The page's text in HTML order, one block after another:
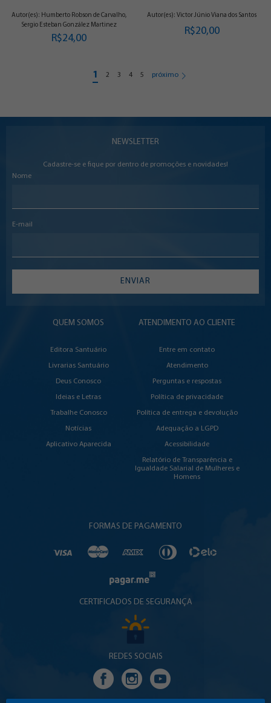
Autor(es): Humberto Robson de Carvalho,
Sergio Esteban González Martinez
R$24,00
Autor(es): Victor Júnio Viana dos Santos
R$20,00
1 2 3 4 5 próximo
NEWSLETTER
Cadastre-se e fique por dentro de promoções e novidades!
Nome
E-mail
ENVIAR
QUEM SOMOS
Editora Santuário
Livrarias Santuário
Deus Conosco
Ideias e Letras
Trabalhe Conosco
Notícias
Aplicativo Aparecida
ATENDIMENTO AO CLIENTE
Entre em contato
Atendimento
Perguntas e respostas
Política de privacidade
Política de entrega e devolução
Adequação a LGPD
Acessibilidade
Relatório de Transparência e
Igualdade Salarial de Mulheres e
Homens
FORMAS DE PAGAMENTO
CERTIFICADOS DE SEGURANÇA
REDES SOCIAIS